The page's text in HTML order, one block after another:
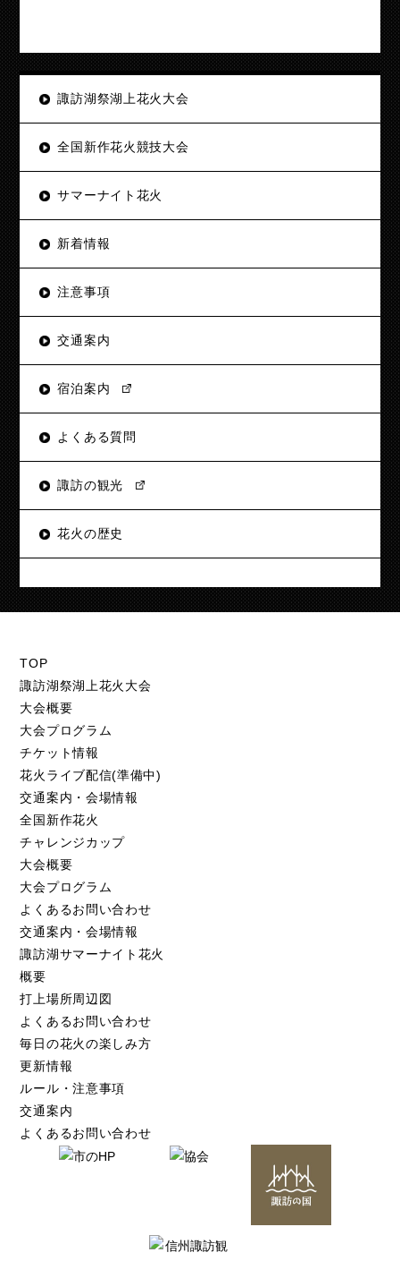
諏訪湖祭湖上花火大会
全国新作花火競技大会
サマーナイト花火
新着情報
注意事項
交通案内
宿泊案内
よくある質問
諏訪の観光
花火の歴史
TOP
諏訪湖祭湖上花火大会
大会概要
大会プログラム
チケット情報
花火ライブ配信(準備中)
交通案内・会場情報
全国新作花火
チャレンジカップ
大会概要
大会プログラム
よくあるお問い合わせ
交通案内・会場情報
諏訪湖サマーナイト花火
概要
打上場所周辺図
よくあるお問い合わせ
毎日の花火の楽しみ方
更新情報
ルール・注意事項
交通案内
よくあるお問い合わせ